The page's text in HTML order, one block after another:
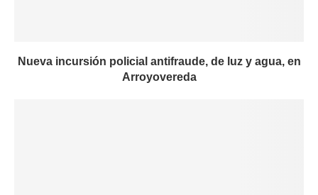
Nueva incursión policial antifraude, de luz y agua, en
Arroyovereda